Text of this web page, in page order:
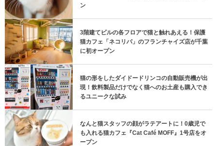
ン
3階建てビルの各フロアで猫と触れあえる！保護
猫カフェ「ネコリパ」のフランチャイズ店が千葉
に初オープン
猫の形をしたダイドードリンコの自動販売機が出
現！飲料製品だけでなく猫へのお土産も購入でき
るユニークな試み
なんと猫スタッフの顔がラテアートに！0歳児で
も入れる猫カフェ『Cat Café MOFF』1号店をオ
ープン